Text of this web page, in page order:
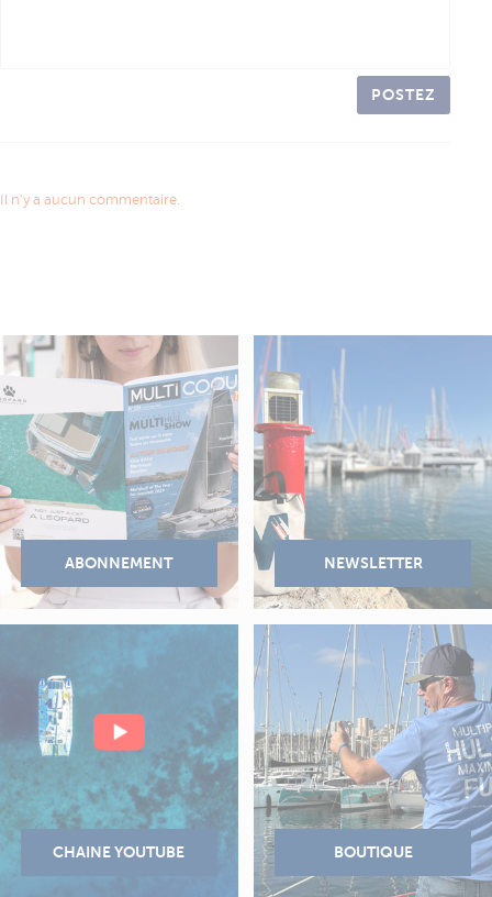
POSTEZ
Il n'y a aucun commentaire.